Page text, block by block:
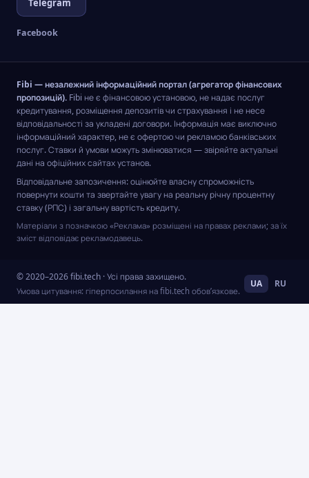
якості
кредитора
який
банк
України
або
МФО,
зареєстроване
в
країні. І
для
кожного
з них
важливо
заздалегідь
про
досвід
користування
про
продуктивність
співпраці
та
вподобання
своїх
клієнтів
фахівці
вирішили
поспілкуватися
з
деякими
з них.
з цього
вийшло.
Telegram
Facebook
Fibi — незалежний інформаційний портал (агрегатор фінансових
пропозицій). Fibi не є фінансовою установою, не надає послуг
кредитування, розміщення депозитів чи страхування і не несе
відповідальності за укладені договори. Інформація має виключно
інформаційний характер, не є офертою чи рекламою банківських
послуг. Ставки й умови можуть змінюватися — звіряйте актуальні
дані на офіційних сайтах установ.
Відповідальне запозичення: оцінюйте власну спроможність
повернути кошти та звертайте увагу на реальну річну процентну
ставку (РПС) і загальну вартість кредиту.
Матеріали з позначкою «Реклама» розміщені на правах реклами; за їх
зміст відповідає рекламодавець.
© 2020–2026 fibi.tech · Усі права захищено.
Умова цитування: гіперпосилання на fibi.tech обов’язкове.
UA RU